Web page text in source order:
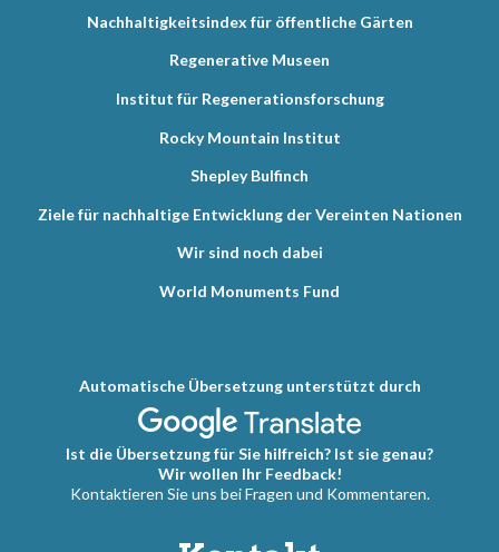
Nachhaltigkeitsindex für öffentliche Gärten
Regenerative Museen
Institut für Regenerationsforschung
Rocky Mountain Institut
Shepley Bulfinch
Ziele für nachhaltige Entwicklung der Vereinten Nationen
Wir sind noch dabei
World Monuments Fund
Automatische Übersetzung unterstützt durch
Ist die Übersetzung für Sie hilfreich? Ist sie genau?
Wir wollen Ihr Feedback!
Kontaktieren Sie uns bei Fragen und Kommentaren.